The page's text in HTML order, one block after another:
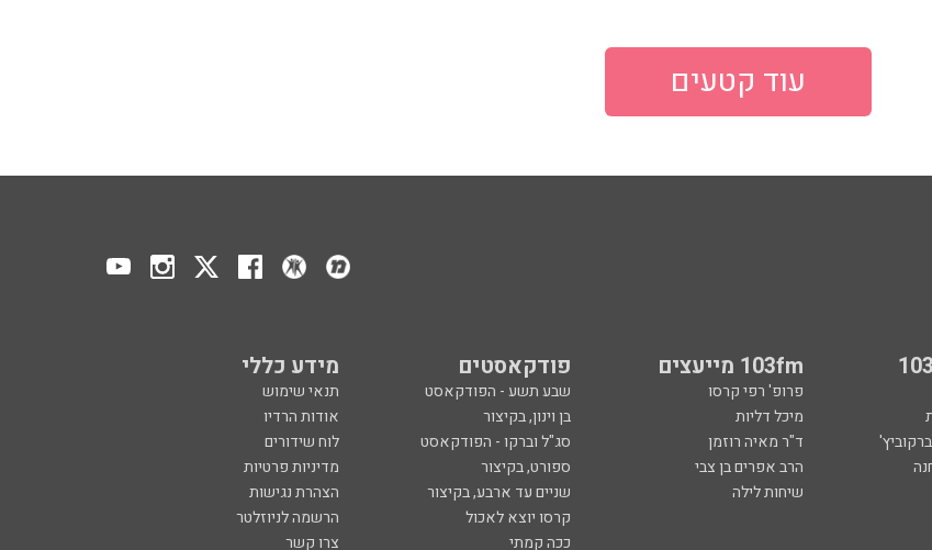
עוד קטעים
103fm מייעצים פודקאסטים מידע כללי
פרופ' רפי קרסו שבע תשע - הפודקאסט
תנאי שימוש
מיכל דליות בן וינון, בקיצור
אודות הרדיו
ד"ר מאיה רוזמן סג"ל וברקו - הפודקאסט
לוח שידורים
הרב אפרים בן צבי ספורט, בקיצור
מדיניות פרטיות
שיחות לילה שניים עד ארבע, בקיצור
הצהרת נגישות
קרסו יוצא לאכול
הרשמה לניוזלטר
ככה קמתי צרו קשר